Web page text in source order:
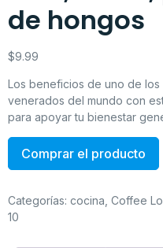
de hongos
$9.99
Los beneficios de uno de los
venerados del mundo con
para apoyar tu bienestar
Comprar el producto
Categorías: cocina Coffee
10